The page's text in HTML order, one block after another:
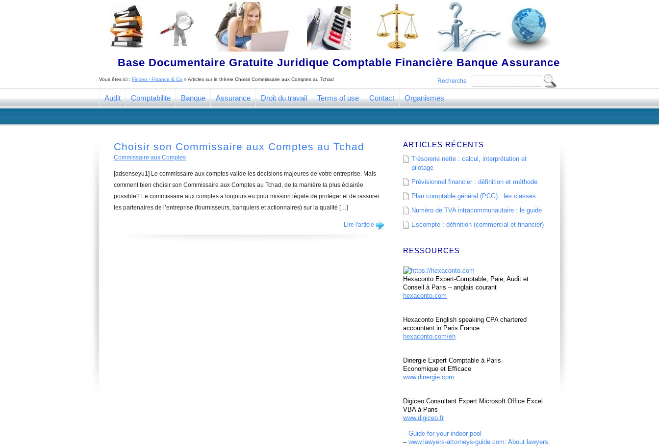
Base Documentaire Gratuite Juridique Comptable Financière Banque Assurance
Recherche
Vous êtes ici : Finceo - Finance & Co » Articles sur le thème Choisir Commissaire aux Comptes au Tchad
Audit Comptabilite Banque Assurance Droit du travail Terms of use Contact Organismes
Choisir son Commissaire aux Comptes au Tchad
Commissaire aux Comptes
[adsenseyu1] Le commissaire aux comptes valide les décisions majeures de votre entreprise. Mais
comment bien choisir son Commissaire aux Comptes au Tchad, de la manière la plus éclairée
possible? Le commissaire aux comptes a toujours eu pour mission légale de protéger et de rassurer
les partenaires de l’entreprise (fournisseurs, banquiers et actionnaires) sur la qualité […]
Lire l'article
ARTICLES RÉCENTS
Trésorerie nette : calcul, interprétation et
pilotage
Prévisionnel financier : définition et méthode
Plan comptable général (PCG) : les classes
Numéro de TVA intracommunautaire : le guide
Escompte : définition (commercial et financier)
RESSOURCES
Hexaconto Expert-Comptable, Paie, Audit et
Conseil à Paris – anglais courant
hexaconto.com
Hexaconto English speaking CPA chartered
accountant in Paris France
hexaconto.com/en
Dinergie Expert Comptable à Paris
Economique et Efficace
www.dinergie.com
Digiceo Consultant Expert Microsoft Office Excel
VBA à Paris
www.digiceo.fr
– Guide for your indoor pool
– www.lawyers-attorneys-guide.com: About lawyers,